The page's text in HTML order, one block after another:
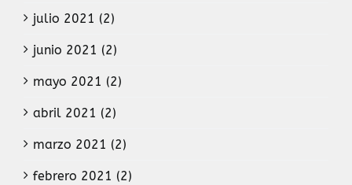
julio 2021 (2)
junio 2021 (2)
mayo 2021 (2)
abril 2021 (2)
marzo 2021 (2)
febrero 2021 (2)